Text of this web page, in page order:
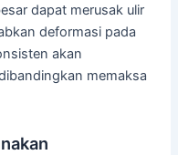
dapat merusak ulir
deformasi pada
akan
memaksa